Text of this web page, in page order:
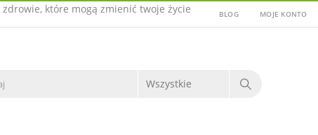
które mogą zmienić twoje życie BLOG MOJE KONTO